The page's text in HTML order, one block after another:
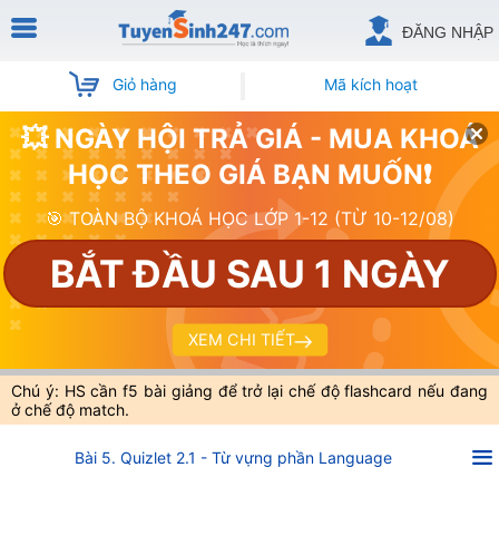
ĐĂNG NHẬP
Giỏ hàng Mã kích hoạt
💥 NGÀY HỘI TRẢ GIÁ - MUA KHOÁ
HỌC THEO GIÁ BẠN MUỐN❗
🎯 TOÀN BỘ KHOÁ HỌC LỚP 1-12 (TỪ 10-12/08)
BẮT ĐẦU SAU 1 NGÀY
XEM CHI TIẾT
Chú ý: HS cần f5 bài giảng để trở lại chế độ flashcard nếu đang
ở chế độ match.
Bài 5. Quizlet 2.1 - Từ vựng phần Language